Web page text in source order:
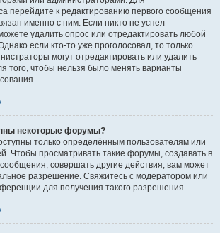
перейдите к редактированию первого сообщения
именно с ним. Если никто не успел
удалить опрос или отредактировать любой
если кто-то уже проголосовал, то только
могут отредактировать или удалить
того, чтобы нельзя было менять варианты
некоторые форумы?
только определённым пользователям или
Чтобы просматривать такие форумы, создавать в
совершать другие действия, вам может
разрешение. Свяжитесь с модератором или
для получения такого разрешения.